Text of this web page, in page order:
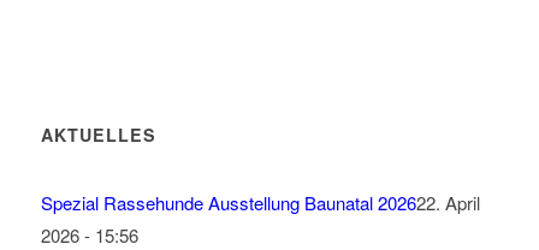
AKTUELLES
Spezial Rassehunde Ausstellung Baunatal 202622. April
2026 - 15:56